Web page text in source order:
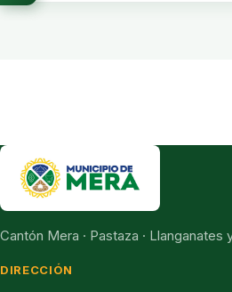
Cantón Mera · Pastaza · Llanganates
DIRECCIÓN